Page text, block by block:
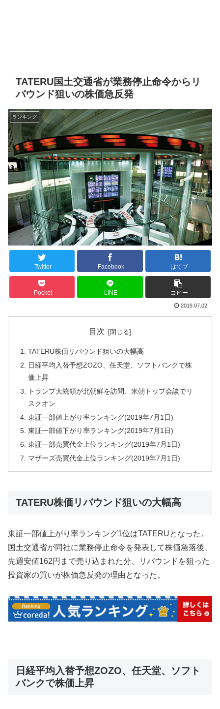
TATERU国土交通省が業務停止命令からリ
バウンド狙いの株価急反発
ランキング
Twitter Facebook はてブ
Pocket LINE コピー
2019.07.02
目次
TATERU株価リバウンド狙いの大幅高
日経平均入替予想ZOZO、任天堂、ソフトバンクで株
価上昇
トランプ大統領が北朝鮮を訪問、米朝トップ会談でリ
スクオン
東証一部値上がり率ランキング(2019年7月1日)
東証一部値下がり率ランキング(2019年7月1日)
東証一部売買代金上位ランキング(2019年7月1日)
マザーズ売買代金上位ランキング(2019年7月1日)
TATERU株価リバウンド狙いの大幅高
東証一部値上がり率ランキング1位はTATERUとなった。
国土交通省が同社に業務停止命令を発表して株価急落後、
先週安値162円まで売り込まれた分、リバウンドを狙った
投資家の買いが株価急反発の理由となった。
日経平均入替予想ZOZO、任天堂、ソフト
バンクで株価上昇